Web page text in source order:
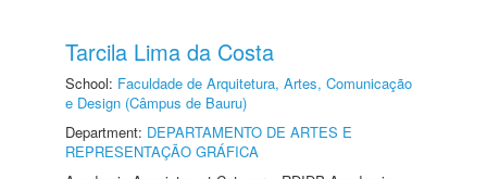
Tarcila Lima da Costa
School: Faculdade de Arquitetura, Artes, Comunicação
e Design (Câmpus de Bauru)
Department: DEPARTAMENTO DE ARTES E
REPRESENTAÇÃO GRÁFICA